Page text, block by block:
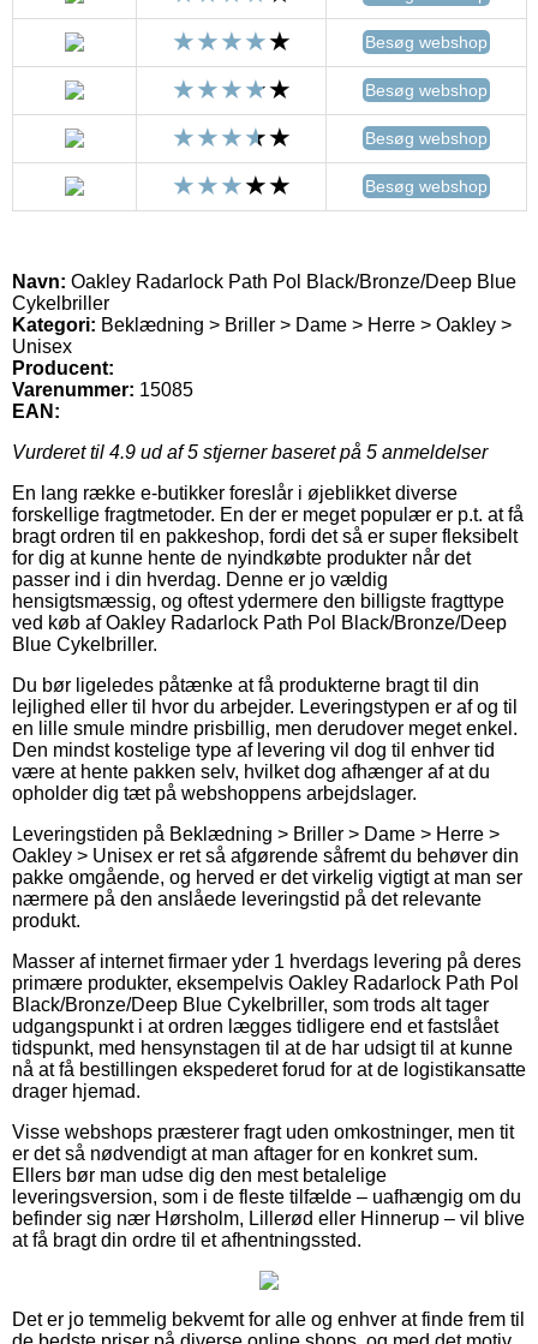
Besøg webshop
Besøg webshop
Besøg webshop
Besøg webshop
Navn: Oakley Radarlock Path Pol Black/Bronze/Deep Blue
Cykelbriller
Kategori: Beklædning > Briller > Dame > Herre > Oakley >
Unisex
Producent:
Varenummer: 15085
EAN:
Vurderet til 4.9 ud af 5 stjerner baseret på 5 anmeldelser
En lang række e-butikker foreslår i øjeblikket diverse
forskellige fragtmetoder. En der er meget populær er p.t. at få
bragt ordren til en pakkeshop, fordi det så er super fleksibelt
for dig at kunne hente de nyindkøbte produkter når det
passer ind i din hverdag. Denne er jo vældig
hensigtsmæssig, og oftest ydermere den billigste fragttype
ved køb af Oakley Radarlock Path Pol Black/Bronze/Deep
Blue Cykelbriller.
Du bør ligeledes påtænke at få produkterne bragt til din
lejlighed eller til hvor du arbejder. Leveringstypen er af og til
en lille smule mindre prisbillig, men derudover meget enkel.
Den mindst kostelige type af levering vil dog til enhver tid
være at hente pakken selv, hvilket dog afhænger af at du
opholder dig tæt på webshoppens arbejdslager.
Leveringstiden på Beklædning > Briller > Dame > Herre >
Oakley > Unisex er ret så afgørende såfremt du behøver din
pakke omgående, og herved er det virkelig vigtigt at man ser
nærmere på den anslåede leveringstid på det relevante
produkt.
Masser af internet firmaer yder 1 hverdags levering på deres
primære produkter, eksempelvis Oakley Radarlock Path Pol
Black/Bronze/Deep Blue Cykelbriller, som trods alt tager
udgangspunkt i at ordren lægges tidligere end et fastslået
tidspunkt, med hensynstagen til at de har udsigt til at kunne
nå at få bestillingen ekspederet forud for at de logistikansatte
drager hjemad.
Visse webshops præsterer fragt uden omkostninger, men tit
er det så nødvendigt at man aftager for en konkret sum.
Ellers bør man udse dig den mest betalelige
leveringsversion, som i de fleste tilfælde – uafhængig om du
befinder sig nær Hørsholm, Lillerød eller Hinnerup – vil blive
at få bragt din ordre til et afhentningssted.
Det er jo temmelig bekvemt for alle og enhver at finde frem til